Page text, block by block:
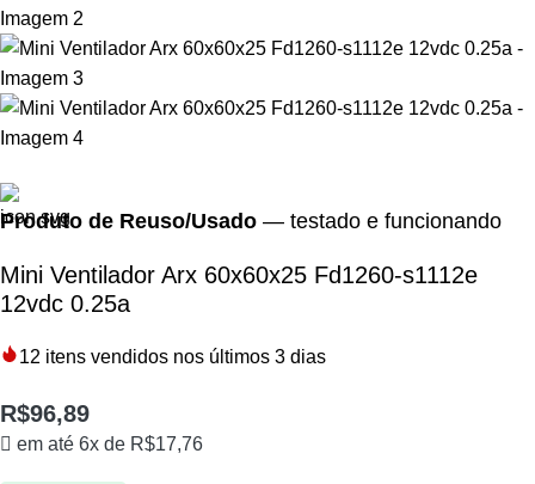
Produto de Reuso/Usado — testado e funcionando
Mini Ventilador Arx 60x60x25 Fd1260-s1112e
12vdc 0.25a
12 itens vendidos nos últimos 3 dias
R$96,89
em até 6x de R$17,76